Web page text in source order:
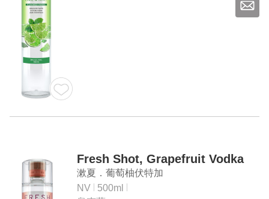
Fresh Shot, Grapefruit Vodka
漱夏．葡萄柚伏特加
NV
500ml